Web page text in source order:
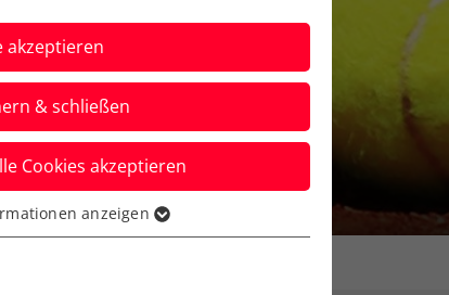
News
akzeptieren
& schließen
Cookies akzeptieren
grundlegende Funktionen der
gewährleistet, dass die Webseite
anzeigen